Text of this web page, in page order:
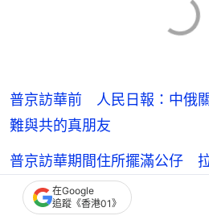
普京訪華前 人民日報：中俄
難與共的真朋友
普京訪華期間住所擺滿公仔
哪？｜有片
在Google
追蹤《香港01》